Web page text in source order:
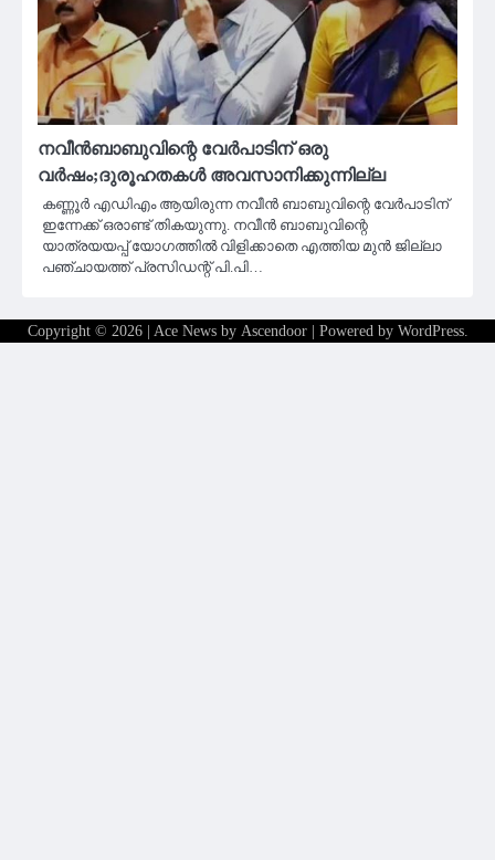
നവീൻബാബുവിന്റെ വേർപാടിന് ഒരു
വർഷം;ദുരൂഹതകൾ അവസാനിക്കുന്നില്ല
കണ്ണൂർ എഡിഎം ആയിരുന്ന നവീൻ ബാബുവിന്റെ വേർപാടിന്
ഇന്നേക്ക് ഒരാണ്ട് തികയുന്നു. നവീൻ ബാബുവിന്റെ
യാത്രയയപ്പ് യോഗത്തിൽ വിളിക്കാതെ എത്തിയ മുൻ ജില്ലാ
പഞ്ചായത്ത് പ്രസിഡന്റ് പി.പി…
Copyright © 2026 | Ace News by Ascendoor| Powered by WordPress.